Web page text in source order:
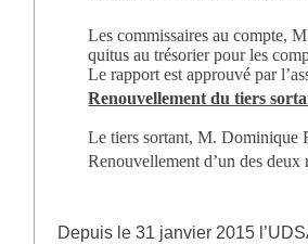
Les commissaires au compte,
quitus au trésorier pour les
Le rapport est approuvé par
Renouvellement du tiers
Le tiers sortant, M. Dominique
Renouvellement d’un des
Depuis le 31 janvier 2015